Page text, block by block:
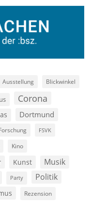
Ausstellung Blickwinkel
Corona
Dortmund
FSVK
Kino
Kunst Musik
Party Politik
Rezension